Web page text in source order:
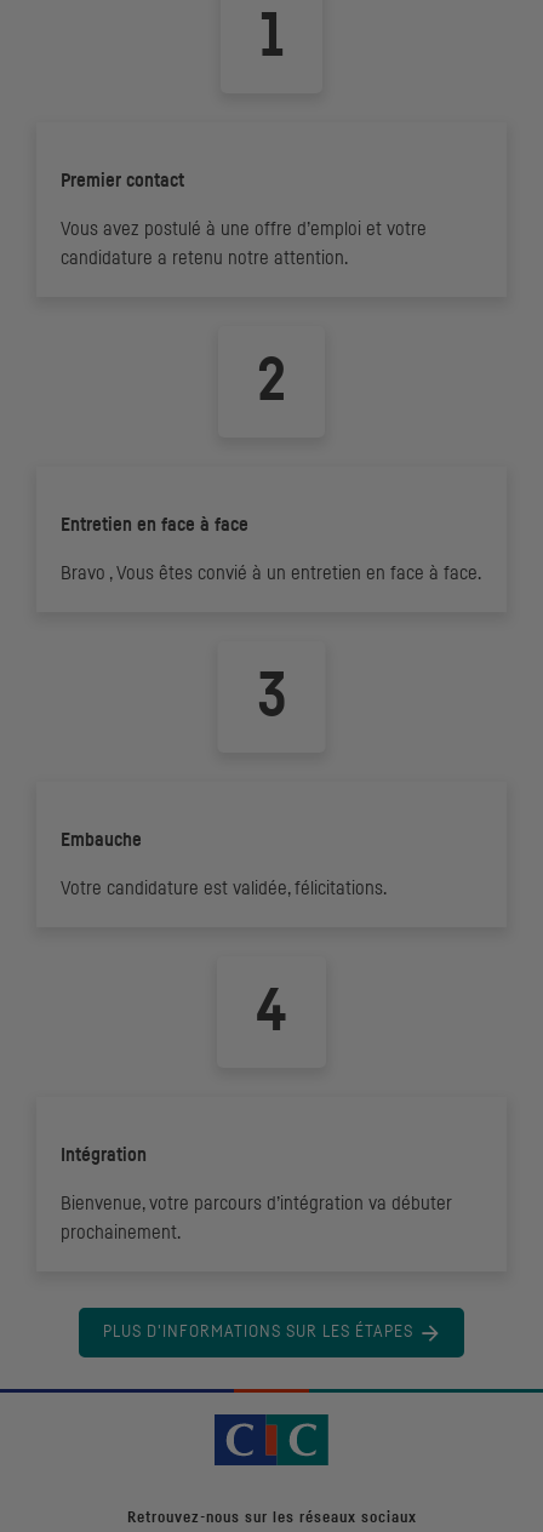
Premier contact
Vous avez postulé à une offre d’emploi et votre
candidature a retenu notre attention.
Entretien en face à face
Bravo , Vous êtes convié à un entretien en face à face.
Embauche
Votre candidature est validée, félicitations.
Intégration
Bienvenue, votre parcours d’intégration va débuter
prochainement.
PLUS D'INFORMATIONS SUR LES ÉTAPES
Retrouvez-nous sur les réseaux sociaux